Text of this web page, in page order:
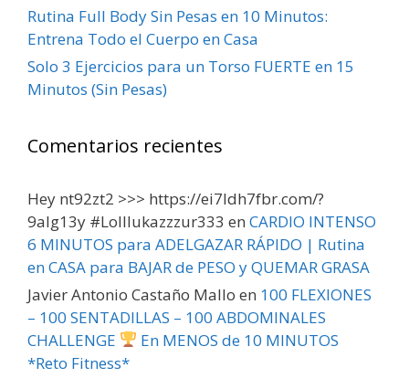
Rutina Full Body Sin Pesas en 10 Minutos:
Entrena Todo el Cuerpo en Casa
Solo 3 Ejercicios para un Torso FUERTE en 15
Minutos (Sin Pesas)
Comentarios recientes
Hey nt92zt2 >>> https://ei7ldh7fbr.com/?
9alg13y #Lolllukazzzur333 en CARDIO INTENSO
6 MINUTOS para ADELGAZAR RÁPIDO | Rutina
en CASA para BAJAR de PESO y QUEMAR GRASA
Javier Antonio Castaño Mallo en 100 FLEXIONES
– 100 SENTADILLAS – 100 ABDOMINALES
CHALLENGE
En MENOS de 10 MINUTOS
*Reto Fitness*